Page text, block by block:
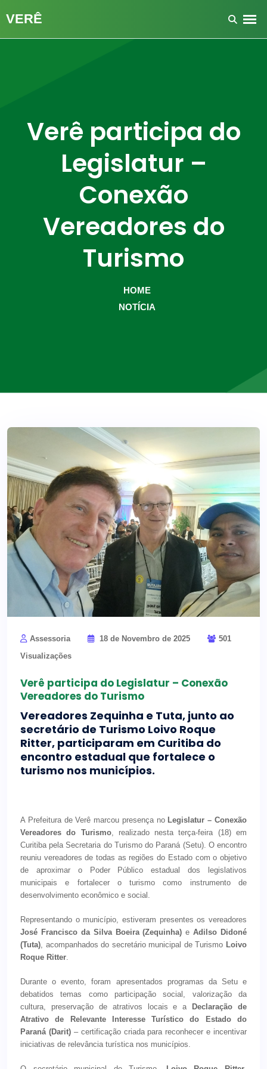
Verê participa do
Legislatur –
Conexão
Vereadores do
Turismo
HOME
NOTÍCIA
Assessoria 18 de Novembro de 2025
501
Visualizações
Verê participa do Legislatur – Conexão
Vereadores do Turismo
Vereadores Zequinha e Tuta, junto ao
secretário de Turismo Loivo Roque
Ritter, participaram em Curitiba do
encontro estadual que fortalece o
turismo nos municípios.
A Prefeitura de Verê marcou presença no Legislatur – Conexão
Vereadores do Turismo, realizado nesta terça-feira (18) em
Curitiba pela Secretaria do Turismo do Paraná (Setu). O encontro
reuniu vereadores de todas as regiões do Estado com o objetivo
de aproximar o Poder Público estadual dos legislativos
municipais e fortalecer o turismo como instrumento de
desenvolvimento econômico e social.
Representando o município, estiveram presentes os vereadores
José Francisco da Silva Boeira (Zequinha) eAdilso Didoné
(Tuta), acompanhados do secretário municipal de Turismo Loivo
Roque Ritter.
Durante o evento, foram apresentados programas da Setu e
debatidos temas como participação social, valorização da
cultura, preservação de atrativos locais e a
Declaração de
Atrativo de Relevante Interesse Turístico do Estado do
Paraná (Darit)– certificação criada para reconhecer e incentivar
iniciativas de relevância turística nos municípios.